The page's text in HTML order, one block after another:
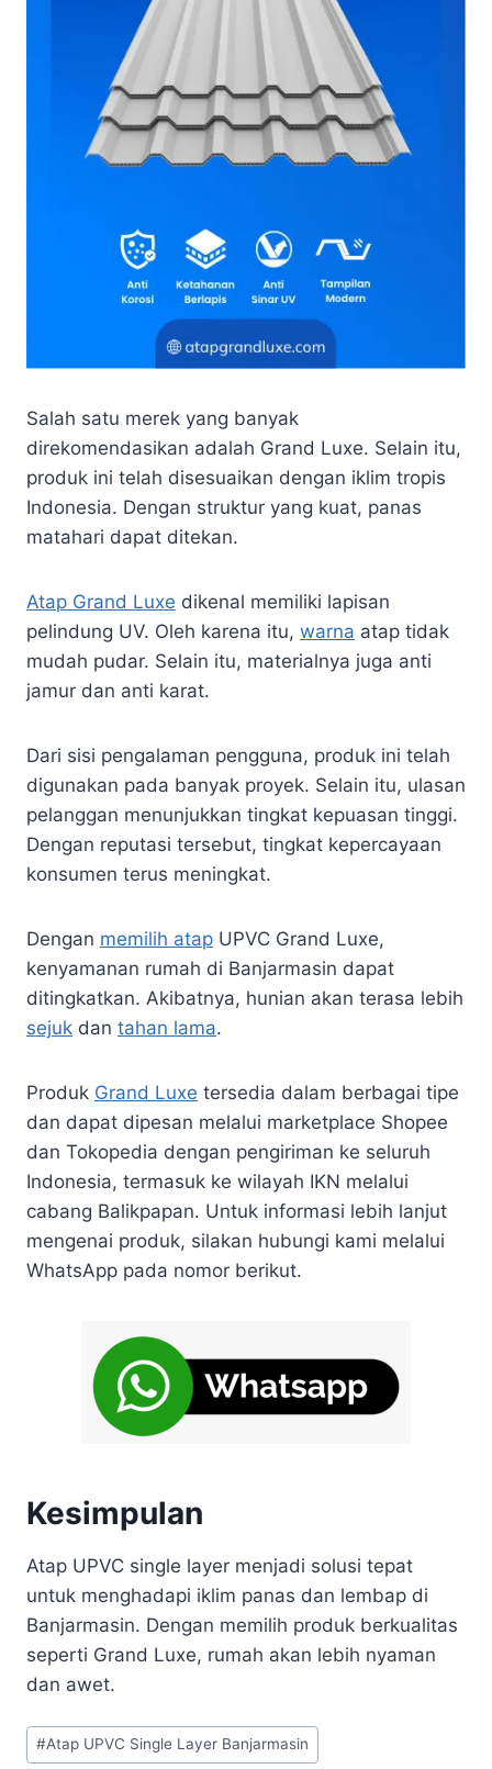
Salah satu merek yang banyak
direkomendasikan adalah Grand Luxe. Selain itu,
produk ini telah disesuaikan dengan iklim tropis
Indonesia. Dengan struktur yang kuat, panas
matahari dapat ditekan.
Atap Grand Luxe dikenal memiliki lapisan
pelindung UV. Oleh karena itu, warna atap tidak
mudah pudar. Selain itu, materialnya juga anti
jamur dan anti karat.
Dari sisi pengalaman pengguna, produk ini telah
digunakan pada banyak proyek. Selain itu, ulasan
pelanggan menunjukkan tingkat kepuasan tinggi.
Dengan reputasi tersebut, tingkat kepercayaan
konsumen terus meningkat.
Dengan memilih atap UPVC Grand Luxe,
kenyamanan rumah di Banjarmasin dapat
ditingkatkan. Akibatnya, hunian akan terasa lebih
sejuk dan tahan lama.
Produk Grand Luxe tersedia dalam berbagai tipe
dan dapat dipesan melalui marketplace Shopee
dan Tokopedia dengan pengiriman ke seluruh
Indonesia, termasuk ke wilayah IKN melalui
cabang Balikpapan. Untuk informasi lebih lanjut
mengenai produk, silakan hubungi kami melalui
WhatsApp pada nomor berikut.
Kesimpulan
Atap UPVC single layer menjadi solusi tepat
untuk menghadapi iklim panas dan lembap di
Banjarmasin. Dengan memilih produk berkualitas
seperti Grand Luxe, rumah akan lebih nyaman
dan awet.
#Atap UPVC Single Layer Banjarmasin